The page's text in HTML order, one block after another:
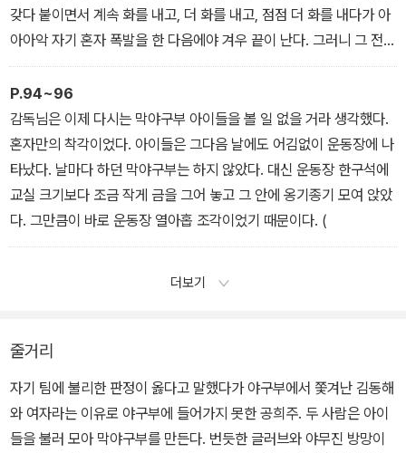
갖다 붙이면서 계속 화를 내고, 더 화를 내고, 점점 더 화를 내다가 아
아아악 자기 혼자 폭발을 한 다음에야 겨우 끝이 난다. 그러니 그 전에
빨리 도망치는 것만이 살길이다.
P.94~96
감독님은 이제 다시는 막야구부 아이들을 볼 일 없을 거라 생각했다.
혼자만의 착각이었다. 아이들은 그다음 날에도 어김없이 운동장에 나
타났다. 날마다 하던 막야구부는 하지 않았다. 대신 운동장 한구석에
교실 크기보다 조금 작게 금을 그어 놓고 그 안에 옹기종기 모여 앉았
다. 그만큼이 바로 운동장 열아홉 조각이었기 때문이다. (
더보기
줄거리
자기 팀에 불리한 판정이 옳다고 말했다가 야구부에서 쫓겨난 김동해
와 여자라는 이유로 야구부에 들어가지 못한 공희주. 두 사람은 아이
들을 불러 모아 막야구부를 만든다. 번듯한 글러브와 야무진 방망이